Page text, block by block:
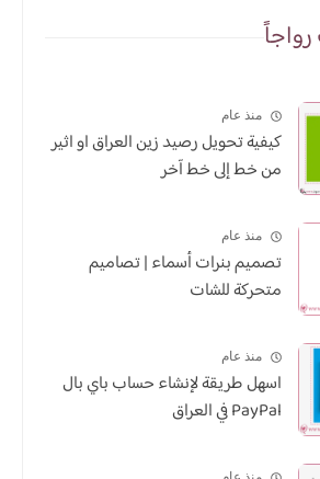
رواجاً
منذ عام
كيفية تحويل رصيد زين العراق او اثير
من خط إلى خط آخر
منذ عام
تصميم بنرات أسماء | تصاميم
متحركة للشات
منذ عام
اسهل طريقة لإنشاء حساب باي بال
PayPal في العراق